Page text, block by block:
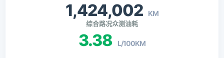
1,424,002 KM
综合路况众测油耗
3.38 L/100KM